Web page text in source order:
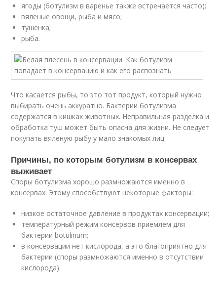
ягоды (ботулизм в варенье также встречается часто);
вяленые овощи, рыба и мясо;
тушенка;
рыба.
Что касается рыбы, то это тот продукт, который нужно
выбирать очень аккуратно. Бактерии ботулизма
содержатся в кишках животных. Неправильная разделка и
обработка туш может быть опасна для жизни. Не следует
покупать вяленую рыбу у мало знакомых лиц.
Причины, по которым ботулизм в консервах
выживает
Споры ботулизма хорошо размножаются именно в
консервах. Этому способствуют некоторые факторы:
низкое остаточное давление в продуктах консервации;
температурный режим консервов приемлем для
бактерии botulinum;
в консервации нет кислорода, а это благоприятно для
бактерии (споры размножаются именно в отсутствии
кислорода).